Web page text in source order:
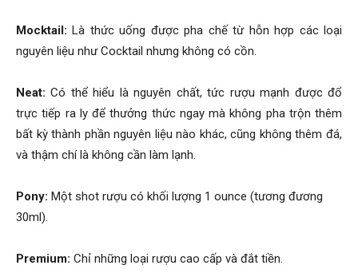
Mocktail:Là thức uống được pha chế từ hỗn hợp các loại
nguyên liệu như Cocktail nhưng không có cồn.
Neat: Có thể hiểu là nguyên chất, tức rượu mạnh được đổ
trực tiếp ra ly để thưởng thức ngay mà không pha trộn thêm
bất kỳ thành phần nguyên liệu nào khác, cũng không thêm đá,
và thậm chí là không cần làm lạnh.
Pony: Một shot rượu có khối lượng 1 ounce (tương đương
30ml).
Premium: Chỉ những loại rượu cao cấp và đắt tiền.